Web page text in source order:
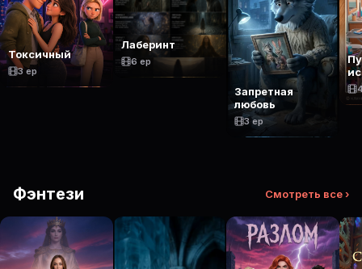
Токсичный
3 ep
Лаберинт
6 ep
Запретная
любовь
3 ep
Фэнтези Смотреть все ›